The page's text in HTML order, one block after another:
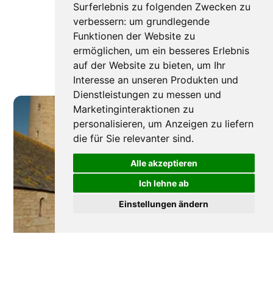
Surferlebnis zu folgenden Zwecken zu
verbessern: um grundlegende
Funktionen der Website zu
ermöglichen, um ein besseres Erlebnis
auf der Website zu bieten, um Ihr
Interesse an unseren Produkten und
Dienstleistungen zu messen und
Marketinginteraktionen zu
personalisieren, um Anzeigen zu liefern
die für Sie relevanter sind.
Alle akzeptieren
Ich lehne ab
Einstellungen ändern